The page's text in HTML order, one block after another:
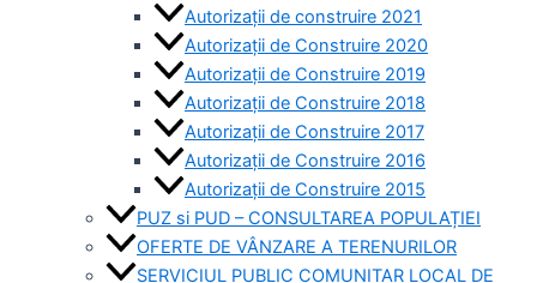
Autorizații de construire 2021
Autorizații de Construire 2020
Autorizații de Construire 2019
Autorizaţii de Construire 2018
Autorizaţii de Construire 2017
Autorizaţii de Construire 2016
Autorizaţii de Construire 2015
PUZ si PUD – CONSULTAREA POPULAȚIEI
OFERTE DE VÂNZARE A TERENURILOR
SERVICIUL PUBLIC COMUNITAR LOCAL DE